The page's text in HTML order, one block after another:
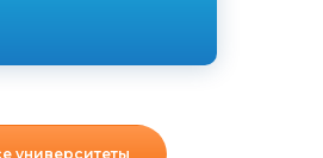
университеты